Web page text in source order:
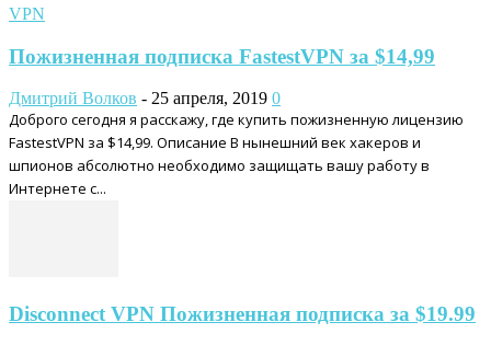
VPN
Пожизненная подписка FastestVPN за $14,99
Дмитрий Волков - 25 апреля, 2019 0
Доброго сегодня я расскажу, где купить пожизненную лицензию
FastestVPN за $14,99. Описание В нынешний век хакеров и
шпионов абсолютно необходимо защищать вашу работу в
Интернете с...
Disconnect VPN Пожизненная подписка за $19.99